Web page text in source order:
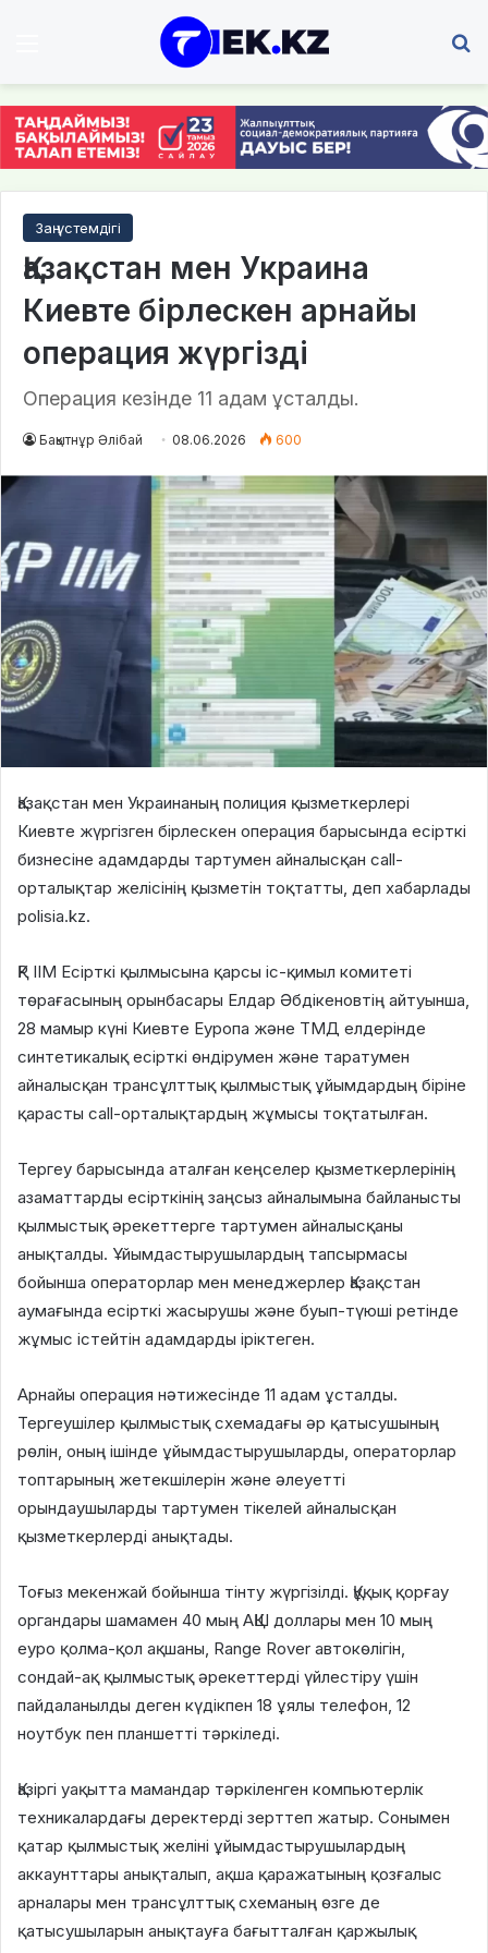
Заң үстемдігі
Қазақстан мен Украина
Киевте бірлескен арнайы
операция жүргізді
Операция кезінде 11 адам ұсталды.
Бақытнұр Әлібай 08.06.2026 600
Қазақстан мен Украинаның полиция қызметкерлері
Киевте жүргізген бірлескен операция барысында есірткі
бизнесіне адамдарды тартумен айналысқан call-
орталықтар желісінің қызметін тоқтатты, деп хабарлады
polisia.kz.
ҚР ІІМ Есірткі қылмысына қарсы іс-қимыл комитеті
төрағасының орынбасары Елдар Әбдікеновтің айтуынша,
28 мамыр күні Киевте Еуропа және ТМД елдерінде
синтетикалық есірткі өндірумен және таратумен
айналысқан трансұлттық қылмыстық ұйымдардың біріне
қарасты call-орталықтардың жұмысы тоқтатылған.
Тергеу барысында аталған кеңселер қызметкерлерінің
азаматтарды есірткінің заңсыз айналымына байланысты
қылмыстық әрекеттерге тартумен айналысқаны
анықталды. Ұйымдастырушылардың тапсырмасы
бойынша операторлар мен менеджерлер Қазақстан
аумағында есірткі жасырушы және буып-түюші ретінде
жұмыс істейтін адамдарды іріктеген.
Арнайы операция нәтижесінде 11 адам ұсталды.
Тергеушілер қылмыстық схемадағы әр қатысушының
рөлін, оның ішінде ұйымдастырушыларды, операторлар
топтарының жетекшілерін және әлеуетті
орындаушыларды тартумен тікелей айналысқан
қызметкерлерді анықтады.
Тоғыз мекенжай бойынша тінту жүргізілді. Құқық қорғау
органдары шамамен 40 мың АҚШ доллары мен 10 мың
еуро қолма-қол ақшаны, Range Rover автокөлігін,
сондай-ақ қылмыстық әрекеттерді үйлестіру үшін
пайдаланылды деген күдікпен 18 ұялы телефон, 12
ноутбук пен планшетті тәркіледі.
Қазіргі уақытта мамандар тәркіленген компьютерлік
техникалардағы деректерді зерттеп жатыр. Сонымен
қатар қылмыстық желіні ұйымдастырушылардың
аккаунттары анықталып, ақша қаражатының қозғалыс
арналары мен трансұлттық схеманың өзге де
қатысушыларын анықтауға бағытталған қаржылық